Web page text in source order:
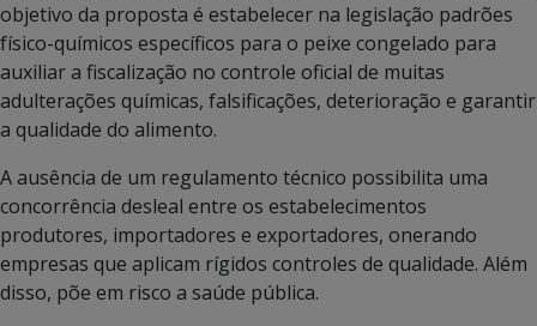
objetivo da proposta é estabelecer na legislação padrões
físico-químicos específicos para o peixe congelado para
auxiliar a fiscalização no controle oficial de muitas
adulterações químicas, falsificações, deterioração e garantir
a qualidade do alimento.
A ausência de um regulamento técnico possibilita uma
concorrência desleal entre os estabelecimentos
produtores, importadores e exportadores, onerando
empresas que aplicam rígidos controles de qualidade. Além
disso, põe em risco a saúde pública.